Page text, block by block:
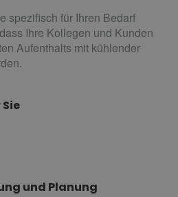
spezifisch für Ihren Bedarf
Ihre Kollegen und Kunden
Aufenthalts mit kühlender
und Planung